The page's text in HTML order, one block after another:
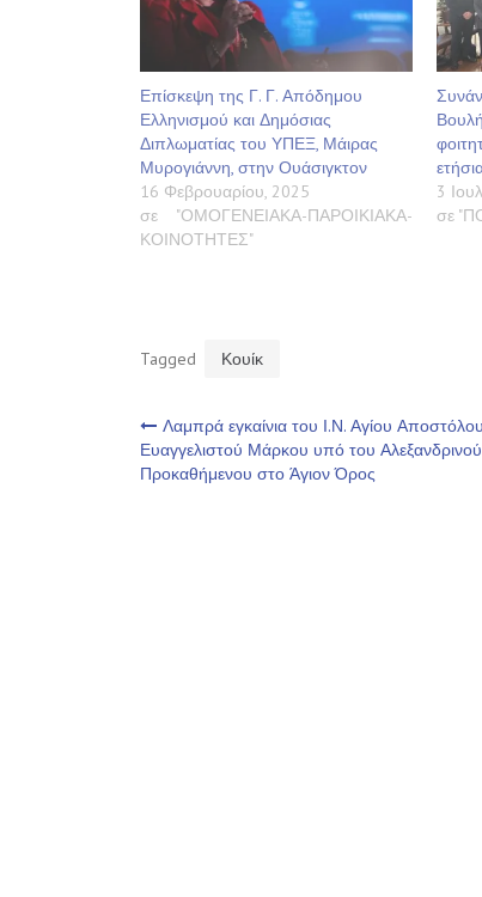
Επίσκεψη της Γ. Γ. Απόδημου
Ελληνισμού και Δημόσιας
Διπλωματίας του ΥΠΕΞ, Μάιρας
Μυρογιάννη, στην Ουάσιγκτον
16 Φεβρουαρίου, 2025
σε "ΟΜΟΓΕΝΕΙΑΚΑ-ΠΑΡΟΙΚΙΑΚΑ-
ΚΟΙΝΟΤΗΤΕΣ"
3
σε
Tagged Κουίκ
Πλοήγηση
άρθρων
Λαμπρά εγκαίνια του Ι.Ν. Αγίου
Ευαγγελιστού Μάρκου υπό του Αλεξανδρινού
Προκαθήμενου στο Άγιον Όρος